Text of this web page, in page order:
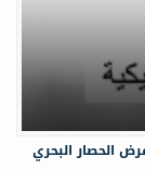
الحصار البحري